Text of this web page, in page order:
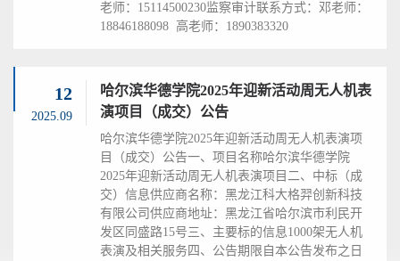
老师：15114500230监察审计联系方式：邓老师：
18846188098 高老师：1890383320
12
2025.09
哈尔滨华德学院2025年迎新活动周无人机表
演项目（成交）公告
哈尔滨华德学院2025年迎新活动周无人机表演项
目（成交）公告一、项目名称哈尔滨华德学院
2025年迎新活动周无人机表演项目二、中标（成
交）信息供应商名称：黑龙江科大格羿创新科技
有限公司供应商地址：黑龙江省哈尔滨市利民开
发区同盛路15号三、主要标的信息1000架无人机
表演及相关服务四、公告期限自本公告发布之日